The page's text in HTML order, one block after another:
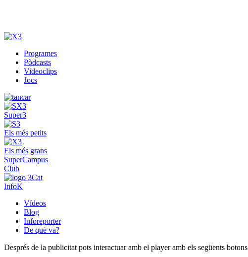
Programes
Pòdcasts
Videoclips
Jocs
Super3
Els més petits
Els més grans
SuperCampus
Club
InfoK
Vídeos
Blog
Inforeporter
De què va?
Després de la publicitat pots interactuar amb el player amb els següents botons